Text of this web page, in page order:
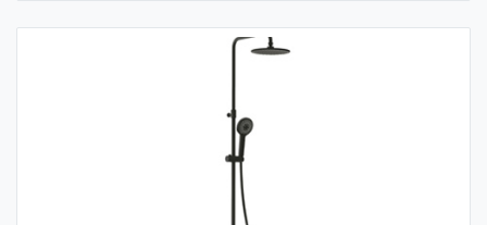
mm). Monteras på blandarfästen med dold rördragning.